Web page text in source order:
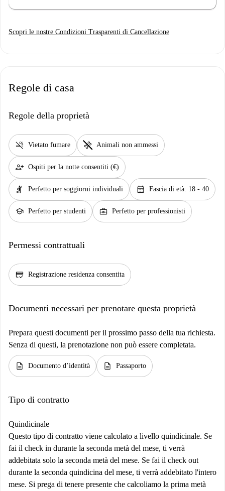
Scopri le nostre Condizioni Trasparenti di Cancellazione
Regole di casa
Regole della proprietà
smoke_free Vietato fumare pet_supplies Animali non ammessi
person_add Ospiti per la notte consentiti (€)
hail Perfetto per soggiorni individuali calendar_month Fascia di età: 18 - 40
school Perfetto per studenti business_center Perfetto per professionisti
Permessi contrattuali
credit_score Registrazione residenza consentita
Documenti necessari per prenotare questa proprietà
Prepara questi documenti per il prossimo passo della tua richiesta.
Senza di questi, la prenotazione non può essere completata.
description Documento d’identità description Passaporto
Tipo di contratto
Quindicinale
Questo tipo di contratto viene calcolato a livello quindicinale. Se
fai il check in durante la seconda metà del mese, ti verrà
addebitata solo la seconda metà del mese. Se fai il check out
durante la seconda quindicina del mese, ti verrà addebitato l'intero
mese. Si prega di tenere presente che calcoliamo la prima metà